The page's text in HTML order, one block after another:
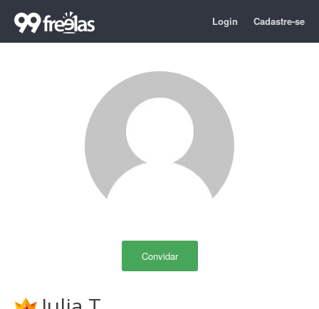
Login Cadastre-se
Convidar